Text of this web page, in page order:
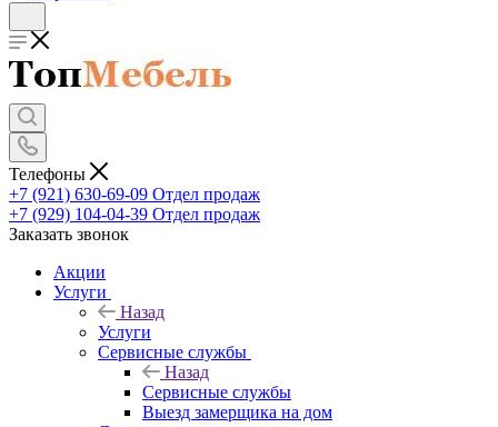
Телефоны
+7 (921) 630-69-09 Отдел продаж
+7 (929) 104-04-39 Отдел продаж
Заказать звонок
Акции
Услуги
Назад
Услуги
Сервисные службы
Назад
Сервисные службы
Выезд замерщика на дом